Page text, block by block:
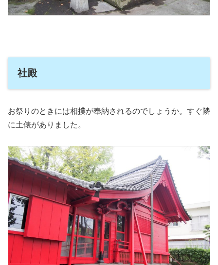
社殿
お祭りのときには相撲が奉納されるのでしょうか。すぐ隣
に土俵がありました。